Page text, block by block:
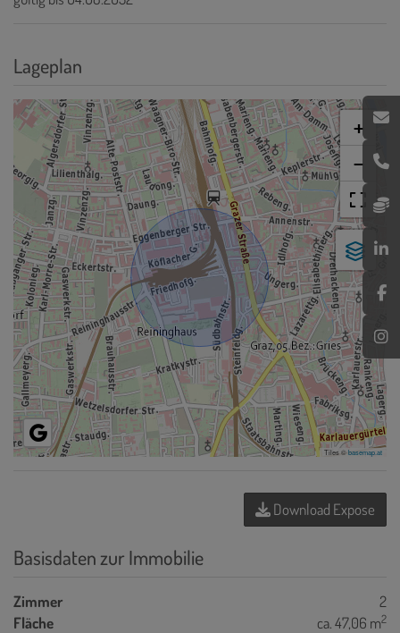
Lageplan
+
−
Tiles ©basemap.at
Download Expose
Basisdaten zur Immobilie
Zimmer
2
Fläche
ca. 47,06 m2